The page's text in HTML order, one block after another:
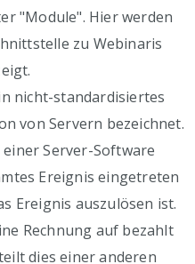
"Module". Hier werden
zu Webinaris
nicht-standardisiertes
von Servern bezeichnet.
Server-Software
Ereignis eingetreten
Ereignis auszulösen ist.
Rechnung auf bezahlt
dies einer anderen